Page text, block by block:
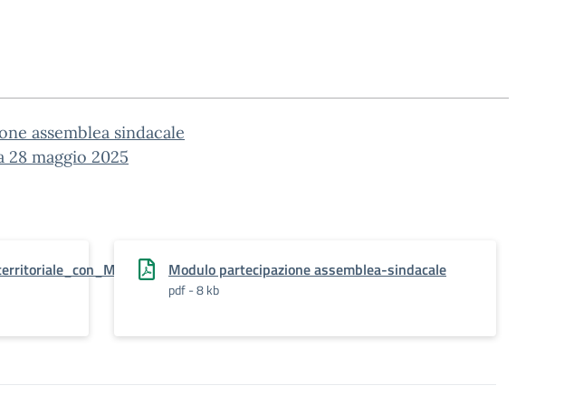
assemblea sindacale
maggio 2025
Modulo partecipazione assemblea-sindacale
pdf - 8 kb